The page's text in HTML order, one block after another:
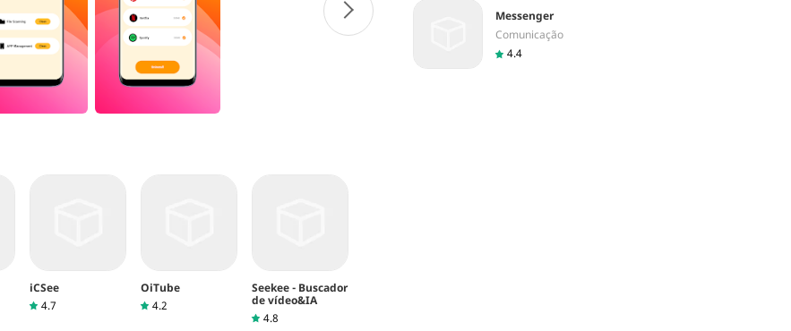
iCSee
4.7
OiTube
4.2
Seekee - Buscador
de vídeo&IA
4.8
Messenger
Comunicação
4.4